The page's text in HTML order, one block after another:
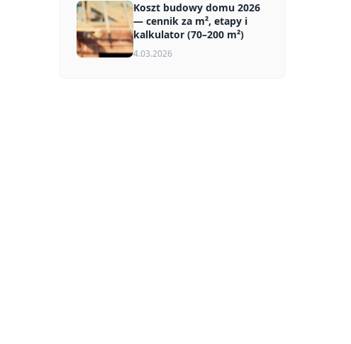
Koszt budowy domu 2026
— cennik za m², etapy i
kalkulator (70–200 m²)
4.03.2026